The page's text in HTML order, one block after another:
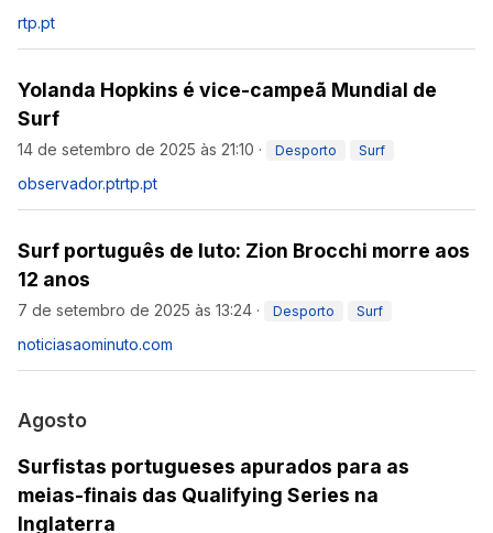
rtp.pt
Yolanda Hopkins é vice-campeã Mundial de
Surf
14 de setembro de 2025 às 21:10 · Desporto Surf
observador.ptrtp.pt
Surf português de luto: Zion Brocchi morre aos
12 anos
7 de setembro de 2025 às 13:24 · Desporto Surf
noticiasaominuto.com
Agosto
Surfistas portugueses apurados para as
meias-finais das Qualifying Series na
Inglaterra